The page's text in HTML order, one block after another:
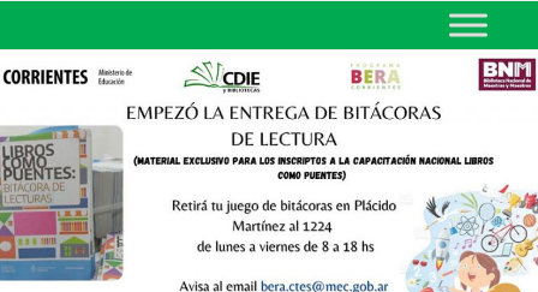
MINISTERIO DE EDUCACIÓN
DE CORRIENTES